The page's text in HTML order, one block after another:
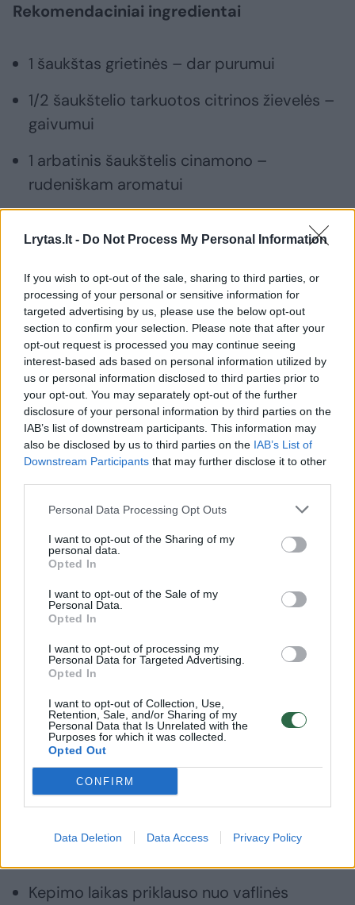
Lrytas.lt - Do Not Process My Personal Information
If you wish to opt-out of the sale, sharing to third parties, or
processing of your personal or sensitive information for
targeted advertising by us, please use the below opt-out
section to confirm your selection. Please note that after your
opt-out request is processed you may continue seeing
interest-based ads based on personal information utilized by
us or personal information disclosed to third parties prior to
your opt-out. You may separately opt-out of the further
disclosure of your personal information by third parties on the
IAB’s list of downstream participants. This information may
also be disclosed by us to third parties on the IAB’s List of
Downstream Participants that may further disclose it to other
Personal Data Processing Opt Outs
I want to opt-out of the Sharing of my
personal data.
Opted In
I want to opt-out of the Sale of my
Personal Data.
Opted In
I want to opt-out of processing my
Personal Data for Targeted Advertising.
Opted In
I want to opt-out of Collection, Use,
Retention, Sale, and/or Sharing of my
Personal Data that Is Unrelated with the
Purposes for which it was collected.
Opted Out
CONFIRM
Data Deletion Data Access Privacy Policy
Rekomendaciniai ingredientai
1 šaukštas grietinės – dar purumui
1/2 šaukštelio tarkuotos citrinos žievelės –
gaivumui
1 arbatinis šaukštelis cinamono –
rudeniškam aromatui
šokoladas, uogos – patiekimui
Vaflių paruošimo būdas
1. Tešlos ruošimas
Kiaušinius išplakite su cukrumi, vaniliniu
cukrumi ir druska iki lengvos masės.
Įmaišykite pieną ir ištirpintą (šiek tiek
atvėsusį) sviestą.
Miltus sumaišykite su kepimo milteliais,
įmaišykite į skystą masę.
tirštesnės nei blynų tešlos konsistencijos.
Leiskite pastovėti 5–10 minučių.
2. Kepimas
Įkaitinkite vaflinę.
Patepkite šiek tiek aliejaus ar sviesto (jei
reikia).
Supilkite samtelį tešlos ir kepkite 3–5
Kepimo laikas priklauso nuo vaflinės